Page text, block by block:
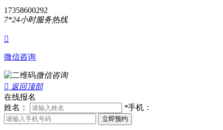
17358600292
7*24小时服务热线

微信咨询
微信咨询
 返回顶部
在线报名
姓名：
*手机：